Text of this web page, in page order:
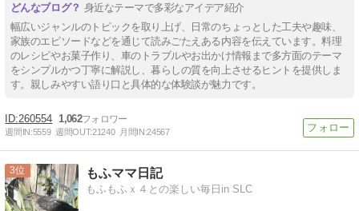
身近なテーマで多彩なアイデア紹介
幅広いジャンルのトピックを取り上げ、日常のちょっとした工夫や趣味、
家族のエピソードなどを通じて読みごたえある内容を伝えています。料理
のレシピやお菓子作り、車のトラブルやお出かけ情報まで多方面のテーマ
をシンプルかつ丁寧に解説し、暮らしの質を向上させるヒントを提供しま
す。親しみやすい語り口と具体的な体験談が魅力です。
260554 1,062
週間IN:5559 週間OUT:21240 月間IN:24567
3 もふママ日記
もふもふｘ４との楽しい毎日in SLC